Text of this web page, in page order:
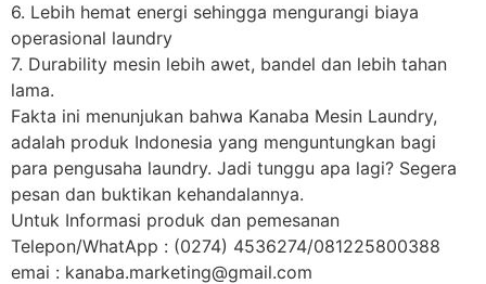
6. Lebih hemat energi sehingga mengurangi biaya
operasional laundry
7. Durability mesin lebih awet, bandel dan lebih tahan
lama.
Fakta ini menunjukan bahwa Kanaba Mesin Laundry,
adalah produk Indonesia yang menguntungkan bagi
para pengusaha laundry. Jadi tunggu apa lagi? Segera
pesan dan buktikan kehandalannya.
Untuk Informasi produk dan pemesanan
Telepon/WhatApp : (0274) 4536274/081225800388
emai : kanaba.marketing@gmail.com